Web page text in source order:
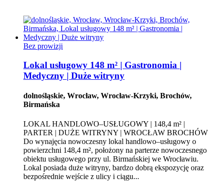
Bez prowizji
Lokal usługowy 148 m² | Gastronomia |
Medyczny | Duże witryny
dolnośląskie, Wrocław, Wrocław-Krzyki, Brochów,
Birmańska
LOKAL HANDLOWO–USŁUGOWY | 148,4 m² |
PARTER | DUŻE WITRYNY | WROCŁAW BROCHÓW
Do wynajęcia nowoczesny lokal handlowo–usługowy o
powierzchni 148,4 m², położony na parterze nowoczesnego
obiektu usługowego przy ul. Birmańskiej we Wrocławiu.
Lokal posiada duże witryny, bardzo dobrą ekspozycję oraz
bezpośrednie wejście z ulicy i ciągu...